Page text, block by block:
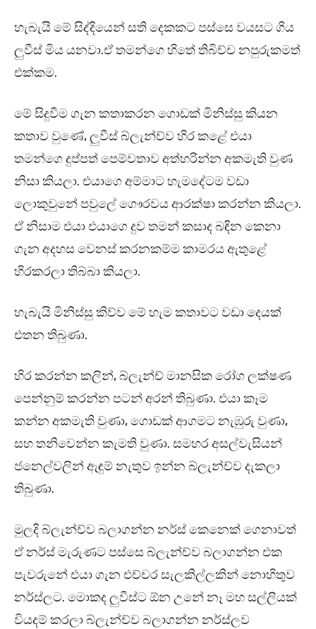
හැබැයි මේ සිද්දියෙන් සති දෙකකට පස්සෙ වයසට ගිය
ලුවීස් මිය යනවා.ඒ තමන්ගෙ හිතේ තිබිච්ච නපුරුකමත්
එක්කම.
මේ සිදුවීම ගැන කතාකරන ගොඩක් මිනිස්සු කියන
කතාව වුණේ, ලුවීස් බ්ලැන්ච්ව හිර කළේ එයා
තමන්ගෙ දුප්පත් පෙම්වතාව අත්හරින්න අකමැති වුණ
නිසා කියලා. එයාගෙ අම්මාට හැමදේටම වඩා
ලොකුවුනේ පවුලේ ගෞරවය ආරක්ෂා කරන්න කියලා.
ඒ නිසාම එයා එයාගෙ දුව තමන් කසාද බඳින කෙනා
ගැන අදහස වෙනස් කරනකම්ම කාමරය ඇතුළේ
හිරකරලා තිබ්බා කියලා.
හැබැයි මිනිස්සු කිව්ව මේ හැම කතාවට වඩා දෙයක්
එතන තිබුණා.
හිර කරන්න කලින්, බ්ලැන්ච් මානසික රෝග ලක්ෂණ
පෙන්නුම් කරන්න පටන් අරන් තිබුණා. එයා කෑම
කන්න අකමැති වුණා, ගොඩක් ආගමට නැඹුරු වුණා,
සහ තනිවෙන්න කැමති වුණා. සමහර අසල්වැසියන්
ජනෙල්වලින් ඇඳුම් නැතුව ඉන්න බ්ලැන්ච්ව දැකලා
තිබුණා.
මුලදි බ්ලැන්ච්ව බලාගන්න නර්ස් කෙනෙක් ගෙනාවත්
ඒ නර්ස් මැරුණට පස්සෙ බ්ලැන්ච්ව බලාගන්න එක
පැවරුනේ එයා ගැන එච්චර සැලකිල්ලකින් නොහිතුව
නර්ස්ලට. මොකද ලුවීස්ට ඕන උනේ නෑ මහ සල්ලියක්
වියදම් කරලා බ්ලැන්ච්ව බලාගන්න නර්ස්ලව